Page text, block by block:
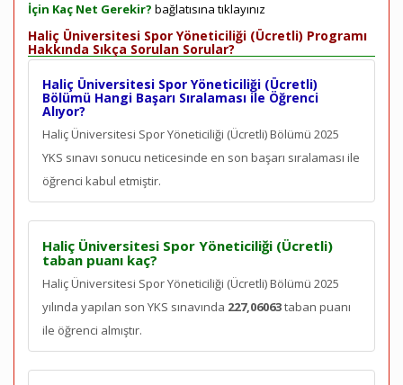
İçin Kaç Net Gerekir? bağlatısına tıklayınız
Haliç Üniversitesi Spor Yöneticiliği (Ücretli) Programı
Hakkında Sıkça Sorulan Sorular?
Haliç Üniversitesi Spor Yöneticiliği (Ücretli)
Bölümü Hangi Başarı Sıralaması ile Öğrenci
Alıyor?
Haliç Üniversitesi Spor Yöneticiliği (Ücretli) Bölümü 2025
YKS sınavı sonucu neticesinde en son başarı sıralaması ile
öğrenci kabul etmiştir.
Haliç Üniversitesi Spor Yöneticiliği (Ücretli)
taban puanı kaç?
Haliç Üniversitesi Spor Yöneticiliği (Ücretli) Bölümü 2025
yılında yapılan son YKS sınavında 227,06063taban puanı
ile öğrenci almıştır.